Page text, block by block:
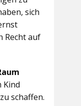
sich
Recht auf
Kind
schaffen.